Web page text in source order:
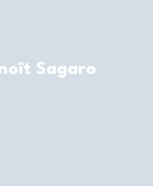
Sagaro